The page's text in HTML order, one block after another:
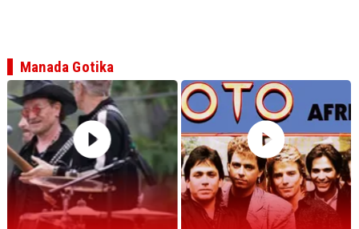
Manada Gotika